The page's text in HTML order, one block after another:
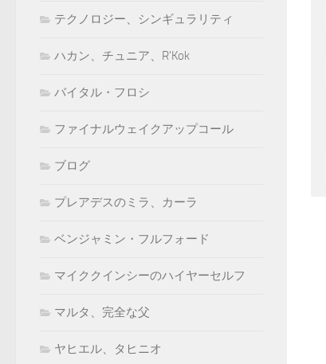
テクノロジー、シンギュラリティ
ハカン、チュニア、R'Kok
バイタル・フロシ
ファイナルウェイクアップコール
ブログ
プレアデスのミラ、カーラ
ベンジャミン・フルフォード
マイククインシーのハイヤーセルフ
マルタ、完全な父
ヤヒエル、タヒニオ